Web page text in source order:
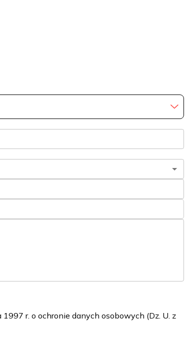
r. o ochronie danych osobowych (Dz. U. z